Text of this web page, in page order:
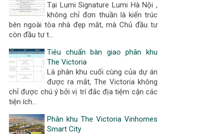
Tại Lumi Signature Lumi Hà Nội ,
không chỉ đơn thuần là kiến trúc
bên ngoài tòa nhà đẹp mắt, mà Chủ đầu tư
còn đầu tư t…
Tiêu chuẩn bàn giao phân khu
The Victoria
Là phân khu cuối cùng của dự án
được ra mắt, The Victoria không
chỉ được chú ý bởi vị trí đắc địa tiệm cận các
tiện ích…
Phân khu The Victoria Vinhomes
Smart City